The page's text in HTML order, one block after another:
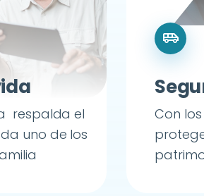
respalda el
uno de los
airport_shuttle
Con